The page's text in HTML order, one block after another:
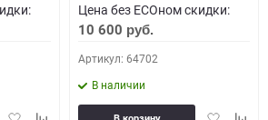
Цена без ECOном скидки:
10 600 руб.
Артикул: 64702
В наличии